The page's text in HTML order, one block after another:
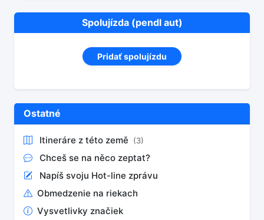
Spolujízda (pendl aut)
Pridať spolujízdu
Ostatné
Itineráre z této země (3)
Chceš se na něco zeptat?
Napíš svoju Hot-line zprávu
Obmedzenie na riekach
Vysvetlivky značiek